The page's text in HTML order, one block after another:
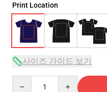
Print Location
사이즈 가이드 보기